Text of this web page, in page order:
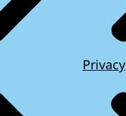
Privacy